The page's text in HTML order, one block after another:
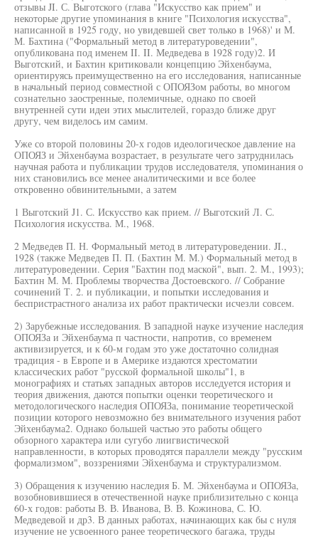
отзывы JI. С. Выготского (глава "Искусство как прием" и
некоторые другие упоминания в книге "Психология искусства",
написанной в 1925 году, но увидевшей свет только в 1968)' и М.
М. Бахтина ("Формальный метод в литературоведении",
опубликована под именем II. II. Медведева в 1928 году)2. И
Выготский, и Бахтин критиковали концепцию Эйхенбаума,
ориентируясь преимущественно на его исследования, написанные
в начальный период совместной с ОПОЯЗом работы, во многом
сознательно заостренные, полемичные, однако по своей
внутренней сути идеи этих мыслителей, гораздо ближе друг
другу, чем виделось им самим.
Уже со второй половины 20-х годов идеологическое давление на
ОПОЯЗ и Эйхенбаума возрастает, в результате чего затруднилась
научная работа и публикации трудов исследователя, упоминания о
них становились все менее аналитическими и все более
откровенно обвинительными, а затем
1 Выготский J1. С. Искусство как прием. // Выготский Л. С.
Психология искусства. М., 1968.
2 Медведев П. Н. Формальный метод в литературоведении. JI.,
1928 (также Медведев П. П. (Бахтин М. М.) Формальный метод в
литературоведении. Серия "Бахтин под маской", вып. 2. М., 1993);
Бахтин М. М. Проблемы творчества Достоевского. // Собрание
сочинений Т. 2. и публикации, и попытки исследования и
беспристрастного анализа их работ практически исчезли совсем.
2) Зарубежные исследования. В западной науке изучение наследия
ОПОЯЗа и Эйхенбаума п частности, напротив, со временем
активизируется, и к 60-м годам это уже достаточно солидная
традиция - в Европе и в Америке издаются хрестоматии
классических работ "русской формальной школы"1, в
монографиях и статьях западных авторов исследуется история и
теория движения, даются попытки оценки теоретического и
методологического наследия ОПОЯЗа, понимание теоретической
позиции которого невозможно без внимательного изучения работ
Эйхенбаума2. Однако большей частью это работы общего
обзорного характера или сугубо лиигвистической
направленности, в которых проводятся параллели между "русским
формализмом", воззрениями Эйхенбаума и структурализмом.
3) Обращения к изучению наследия Б. М. Эйхенбаума и ОПОЯЗа,
возобновившиеся в отечественной науке приблизительно с конца
60-х годов: работы В. В. Иванова, В. В. Кожинова, С. Ю.
Медведевой и др3. В данных работах, начинающих как бы с нуля
изучение не усвоенного ранее теоретического багажа, труды